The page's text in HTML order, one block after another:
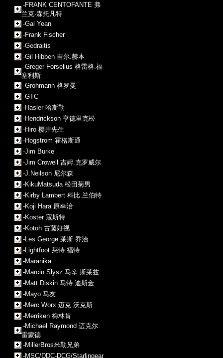
-FRANK CENTOFANTE 弗
兰克·森托凡特
-Gal Yean
-Frank Fischer
-Gedraitis
-Gil Hibben 吉尔.赫本
-Greger Forselius 格雷格.福
塞利斯
-Grohmann 格罗曼
-GTC
-Hasler 哈斯勒
-Hendrickson 亨德里克松
-Hiro 樱井先生
-Hogstrom 霍格斯通
-Jim Burke
-Jim Crowell 吉姆.克罗威尔
-J.Neilson 尼尔森
-KikuMatsuda 松田菊男
-Kirby Lambert 科比.兰伯特
-Koji Hara 原幸治
-Koster 寇斯特
-Kotoh 古藤好视
-Les George 莱斯.乔治
-Lightfoot 莱特.福特
-Maranika
-Marcin Slysz 马辛.斯莱兹
-Matt Diskin 马特.迪斯金
-Mayo 马友
-Merc Worx 迈克.沃克斯
-Merriken 梅林肯
-Michael Raymond 迈克尔.
雷蒙德
-MillerBros米勒兄弟
-MSC/DDC-DCG/Starlingear